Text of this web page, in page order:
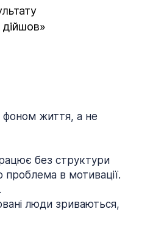
дійшов»
фоном життя, а не
без структури
в мотивації.
люди зриваються,